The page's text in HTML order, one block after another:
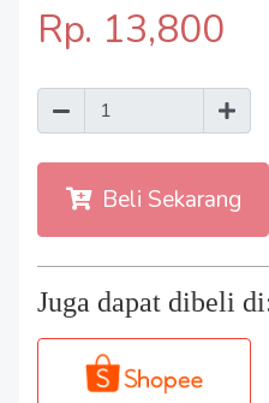
Rp. 13,800
Beli Sekarang
Juga dapat dibeli